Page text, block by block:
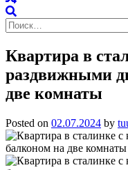
Найти:
Квартира в
раздвижными
две комнаты
Posted on 02.07.2024 by